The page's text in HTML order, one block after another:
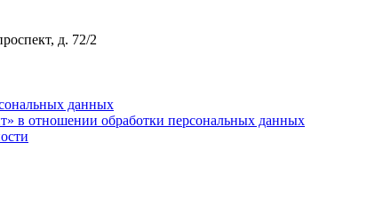
д. 72/2
данных
в отношении обработки персональных данных